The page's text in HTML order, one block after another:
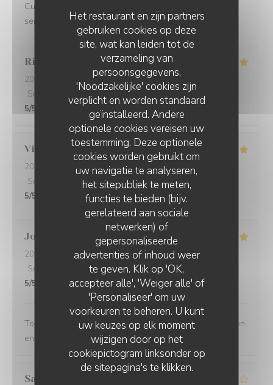
Het restaurant en zijn partners
gebruiken cookies op deze
site, wat kan leiden tot de
verzameling van
persoonsgegevens.
'Noodzakelijke' cookies zijn
verplicht en worden standaard
geïnstalleerd. Andere
optionele cookies vereisen uw
toestemming. Deze optionele
cookies worden gebruikt om
uw navigatie te analyseren,
het sitepubliek te meten,
functies te bieden (bijv.
gerelateerd aan sociale
netwerken) of
gepersonaliseerde
advertenties of inhoud weer
te geven. Klik op 'OK,
accepteer alle', 'Weiger alle' of
'Personaliseer' om uw
voorkeuren te beheren. U kunt
uw keuzes op elk moment
wijzigen door op het
cookiepictogram linksonder op
de sitepagina's te klikken.
Cuisine excellente et originale, cadre très agréable et
service au top
Rima
2026-08-04
- 19:00 - Gasten 3
Service
Atmosfeer /5 Keuken 5 Kwaliteit / Prijs
5/5
Virginie G
2026-08-06
- 12:30 - Gasten 2
Service
Atmosfeer: 5 /5 Keuken 5/5 Kwaliteit / Prijs
5/5
Joëlle
2026-08-05
- 12:30 - Gasten 3
Service
Atmosfeer: 5/5 Keuken: 5/5 Kwaliteit / Prijs
5/5
Toujours aussi bien, jamais déçus. Nous reviendrons bien
entendu.
Sabine